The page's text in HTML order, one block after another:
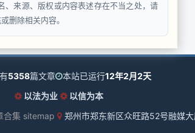
、来源、版权或内容表述存在不当之处，请
删除相关内容。
5358篇文章 本站已运行12年2月2天
以法为业
以信为本
合集 sitemap 郑州市郑东新区众旺路52号融媒